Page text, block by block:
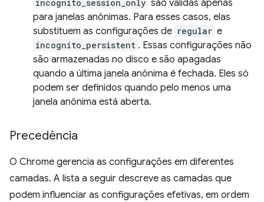
incognito_session_only são válidas apenas
para janelas anônimas. Para esses casos, elas
substituem as configurações de regular e
incognito_persistent . Essas configurações não
são armazenadas no disco e são apagadas
quando a última janela anônima é fechada. Eles só
podem ser definidos quando pelo menos uma
janela anônima está aberta.
Precedência
O Chrome gerencia as configurações em diferentes
camadas. A lista a seguir descreve as camadas que
podem influenciar as configurações efetivas, em ordem